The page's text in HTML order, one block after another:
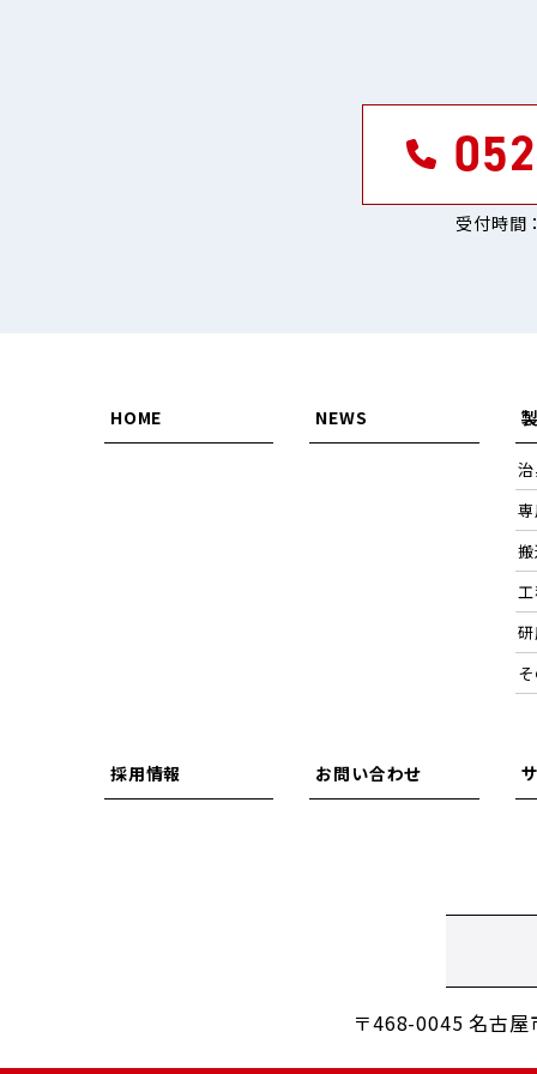
受付時間
HOME NEWS
採用情報 お問い合わせ
〒468-0045 名古